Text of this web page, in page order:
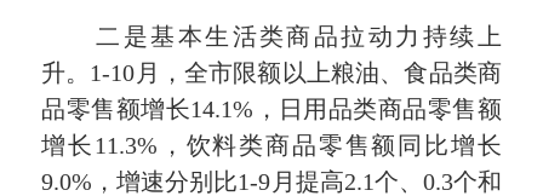
二是基本生活类商品拉动力持续上
升。1-10月，全市限额以上粮油、食品类商
品零售额增长14.1%，日用品类商品零售额
增长11.3%，饮料类商品零售额同比增长
9.0%，增速分别比1-9月提高2.1个、0.3个和